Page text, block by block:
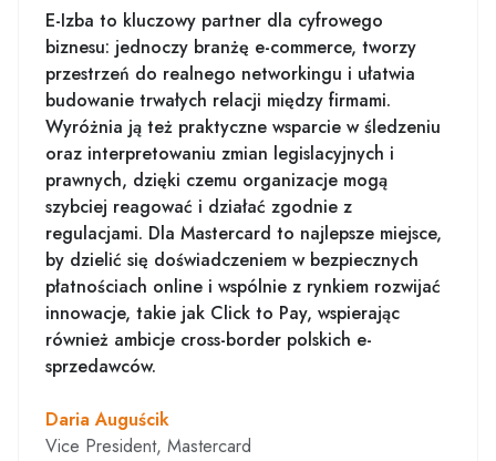
E-Izba to kluczowy partner dla cyfrowego
biznesu: jednoczy branżę e-commerce, tworzy
przestrzeń do realnego networkingu i ułatwia
budowanie trwałych relacji między firmami.
Wyróżnia ją też praktyczne wsparcie w śledzeniu
oraz interpretowaniu zmian legislacyjnych i
prawnych, dzięki czemu organizacje mogą
szybciej reagować i działać zgodnie z
regulacjami. Dla Mastercard to najlepsze miejsce,
by dzielić się doświadczeniem w bezpiecznych
płatnościach online i wspólnie z rynkiem rozwijać
innowacje, takie jak Click to Pay, wspierając
również ambicje cross-border polskich e-
sprzedawców.
Daria Auguścik
Vice President, Mastercard